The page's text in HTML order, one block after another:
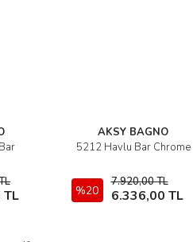
TL
AKSY BAGNO
5212 Havlu Bar Chrome
%20
7.920,00 TL
6.336,00 TL
İncele
Sepete Ekle